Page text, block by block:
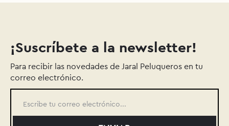
¡Suscríbete a la newsletter!
Para recibir las novedades de Jaral Peluqueros en tu
correo electrónico.